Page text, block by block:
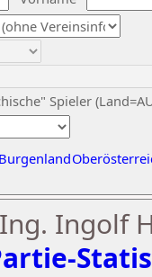
Spieler
Burgenland
Ingolf